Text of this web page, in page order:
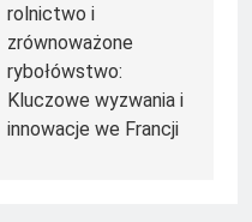
rolnictwo i
zrównoważone
rybołówstwo:
Kluczowe wyzwania i
innowacje we Francji